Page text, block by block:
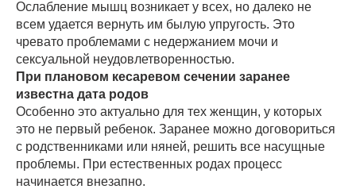
Ослабление мышц возникает у всех, но далеко не
всем удается вернуть им былую упругость. Это
чревато проблемами с недержанием мочи и
сексуальной неудовлетворенностью.
При плановом кесаревом сечении заранее
известна дата родов
Особенно это актуально для тех женщин, у которых
это не первый ребенок. Заранее можно договориться
с родственниками или няней, решить все насущные
проблемы. При естественных родах процесс
начинается внезапно.